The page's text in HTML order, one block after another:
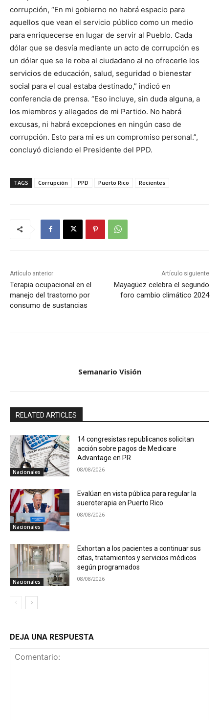
corrupción, “En mi gobierno no habrá espacio para
aquellos que vean el servicio público como un medio
para enriquecerse en lugar de servir al Pueblo. Cada
dólar que se desvía mediante un acto de corrupción es
un dólar que se le roba al ciudadano al no ofrecerle los
servicios de educación, salud, seguridad o bienestar
social para el cual estaba destinado,” indicó en
conferencia de prensa. “Eso incluye, sin duda alguna, a
los miembros y allegados de mi Partido. No habrá
excusas, ni habrá excepciones en ningún caso de
corrupción. Esto para mi es un compromiso personal.”,
concluyó diciendo el Presidente del PPD.
TAGS Corrupción PPD Puerto Rico Recientes
Artículo anterior
Terapia ocupacional en el
manejo del trastorno por
consumo de sustancias
Artículo siguiente
Mayagüez celebra el segundo
foro cambio climático 2024
Semanario Visión
RELATED ARTICLES
Nacionales
14 congresistas republicanos solicitan
acción sobre pagos de Medicare
Advantage en PR
08/08/2026
Nacionales
Evalúan en vista pública para regular la
sueroterapia en Puerto Rico
08/08/2026
Nacionales
Exhortan a los pacientes a continuar sus
citas, tratamientos y servicios médicos
según programados
08/08/2026
DEJA UNA RESPUESTA